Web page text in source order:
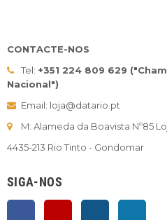
CONTACTE-NOS
Tel: +351 224 809 629
Nacional")
Email: loja@datario.pt
M: Alameda da Boavista Nº85
4435-213 Rio Tinto - Gondomar
SIGA-NOS
FacebookYouTube Instagram